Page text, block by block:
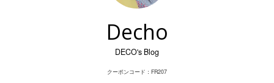
Decho
DECO's Blog
クーポンコード：FR207